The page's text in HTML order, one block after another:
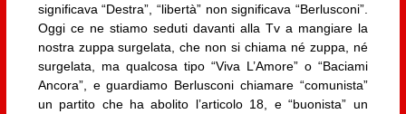
significava “Destra”, “libertà” non significava “Berlusconi”.
Oggi ce ne stiamo seduti davanti alla Tv a mangiare la
nostra zuppa surgelata, che non si chiama né zuppa, né
surgelata, ma qualcosa tipo “Viva L’Amore” o “Baciami
Ancora”, e guardiamo Berlusconi chiamare “comunista”
un partito che ha abolito l’articolo 18, e “buonista” un